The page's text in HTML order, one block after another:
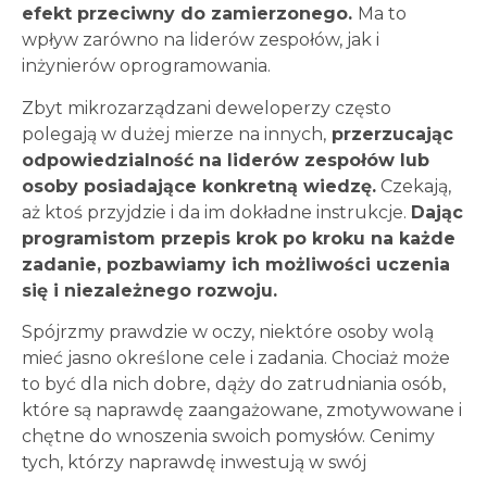
efekt przeciwny do zamierzonego. Ma to
wpływ zarówno na liderów zespołów, jak i
inżynierów oprogramowania.
Zbyt mikrozarządzani deweloperzy często
polegają w dużej mierze na innych, przerzucając
odpowiedzialność na liderów zespołów lub
osoby posiadające konkretną wiedzę. Czekają,
aż ktoś przyjdzie i da im dokładne instrukcje. Dając
programistom przepis krok po kroku na każde
zadanie, pozbawiamy ich możliwości uczenia
się i niezależnego rozwoju.
Spójrzmy prawdzie w oczy, niektóre osoby wolą
mieć jasno określone cele i zadania. Chociaż może
to być dla nich dobre, dąży do zatrudniania osób,
które są naprawdę zaangażowane, zmotywowane i
chętne do wnoszenia swoich pomysłów. Cenimy
tych, którzy naprawdę inwestują w swój